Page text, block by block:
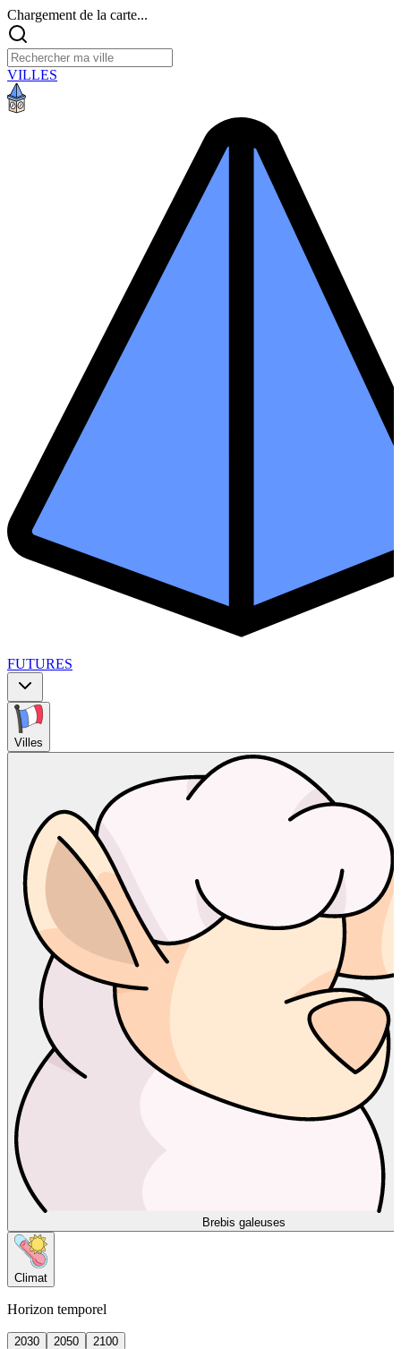
Chargement de la carte...
VILLES
FUTURES
Villes
Brebis galeuses
Climat
Horizon temporel
2030 2050
2100